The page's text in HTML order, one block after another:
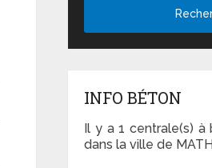
INFO BÉTON
Il y a 1 centrale(s) à
dans la ville de